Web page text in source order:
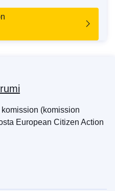
(komission
European Citizen Action